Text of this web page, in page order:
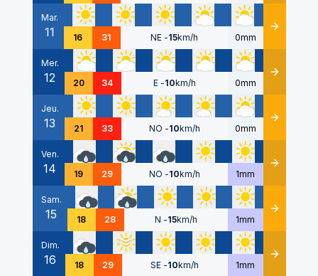
Mar.
11 16 31 NE -15km/h 0mm Détails
Mer.
12 20 34 E -10km/h 0mm Détails
Jeu.
13 21 33 NO -10km/h 0mm Détails
Ven.
14 19 29 NO -10km/h 1mm Détails
Sam.
15 18 28 N -15km/h 1mm Détails
Dim.
16 18 29 SE -10km/h 1mm Détails